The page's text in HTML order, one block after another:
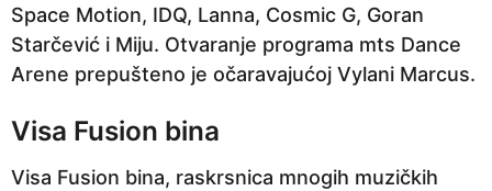
Space Motion, IDQ, Lanna, Cosmic G, Goran
Starčević i Miju. Otvaranje programa mts Dance
Arene prepušteno je očaravajućoj Vylani Marcus.
Visa Fusion bina
Visa Fusion bina, raskrsnica mnogih muzičkih